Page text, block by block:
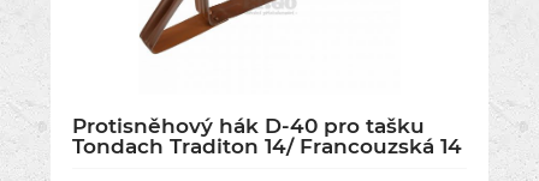
Protisněhový hák D-40 pro tašku
Tondach Traditon 14/ Francouzská 14